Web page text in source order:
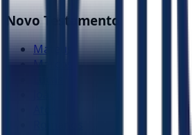
Novo Testamento
Mateus
Marcos